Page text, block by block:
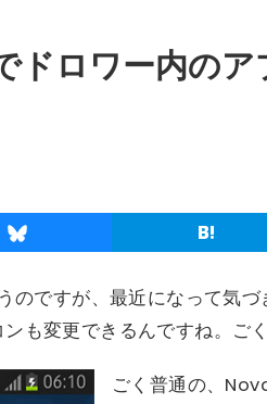
ロワー内のア
のですが、最近になって気
も変更できるんですね。ごく
ごく普通の、